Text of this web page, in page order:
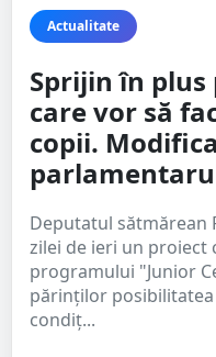
Actualitate
Sprijin în
care vor să
copii.
Deputatul sătmărean
zilei de ieri un proiect
programului "Junior
părinților
condiț...